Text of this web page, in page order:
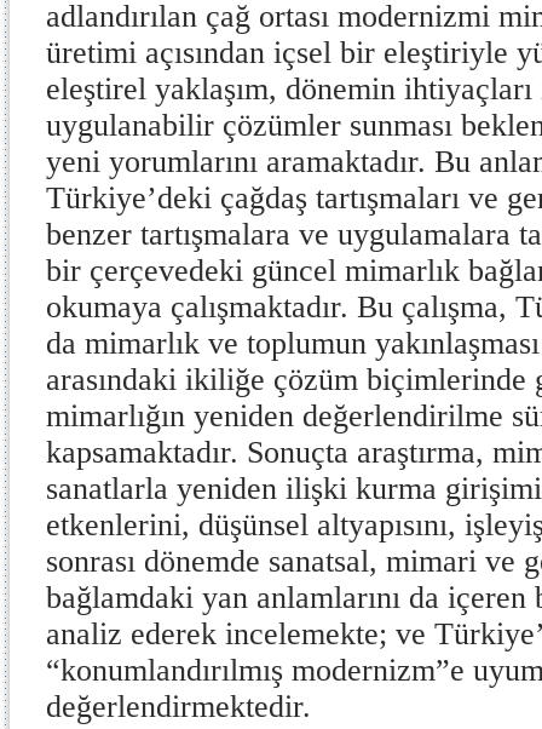
adlandırılan çağ ortası modernizmi
üretimi açısından içsel bir eleştiriyle
eleştirel yaklaşım, dönemin
uygulanabilir çözümler sunması
yeni yorumlarını aramaktadır. Bu
Türkiye’deki çağdaş tartışmaları ve
benzer tartışmalara ve uygulamalara
bir çerçevedeki güncel mimarlık
okumaya çalışmaktadır. Bu çalışma,
da mimarlık ve toplumun
arasındaki ikiliğe çözüm biçimlerinde
mimarlığın yeniden değerlendirilme
kapsamaktadır. Sonuçta araştırma,
sanatlarla yeniden ilişki kurma
etkenlerini, düşünsel altyapısını,
sonrası dönemde sanatsal, mimari ve
bağlamdaki yan anlamlarını da
analiz ederek incelemekte; ve
“konumlandırılmış modernizm”e
değerlendirmektedir.